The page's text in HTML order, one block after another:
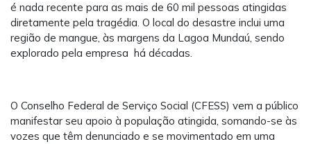
é nada recente para as mais de 60 mil pessoas atingidas
diretamente pela tragédia. O local do desastre inclui uma
região de mangue, às margens da Lagoa Mundaú, sendo
explorado pela empresa há décadas.
O Conselho Federal de Serviço Social (CFESS) vem a público
manifestar seu apoio à população atingida, somando-se às
vozes que têm denunciado e se movimentado em uma